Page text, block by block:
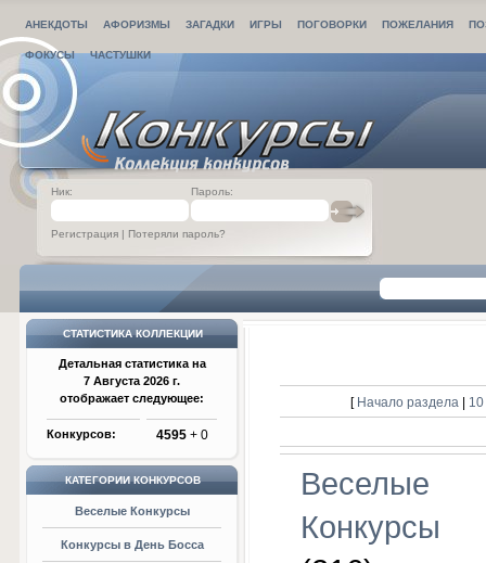
АНЕКДОТЫ АФОРИЗМЫ ЗАГАДКИ ИГРЫ ПОГОВОРКИ ПОЖЕЛАНИЯ
ФОКУСЫ ЧАСТУШКИ
Ник: Пароль:
Регистрация | Потеряли пароль?
СТАТИСТИКА КОЛЛЕКЦИИ
Детальная статистика на
7 Августа 2026 г.
отображает следующее:
Конкурсов: 4595 + 0
КАТЕГОРИИ КОНКУРСОВ
Веселые Конкурсы
Конкурсы в День Босса
[ Начало раздела |
Веселые
Конкурсы